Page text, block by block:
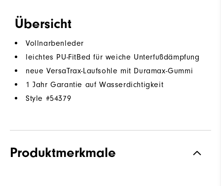
Übersicht
Vollnarbenleder
leichtes PU-FitBed für weiche Unterfußdämpfung
neue VersaTrax-Laufsohle mit Duramax-Gummi
1 Jahr Garantie auf Wasserdichtigkeit
Style #54379
Produktmerkmale